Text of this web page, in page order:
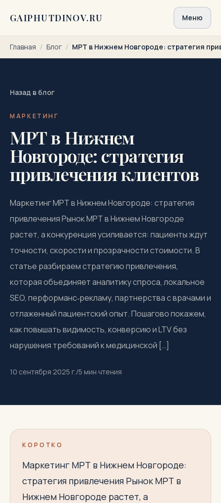
GAIPHUTDINOV.RU Меню
Главная / Блог / МРТ в Нижнем Новгороде: стратегия
Назад в блог
МАРКЕТИНГ
МРТ в Нижнем
Новгороде: стратегия
привлечения клиентов
Маркетинг МРТ в Нижнем Новгороде: стратегия
привлечения Рынок МРТ в Нижнем Новгороде
растет, а конкуренция усиливается: пациенты ждут
точности, скорости и прозрачности стоимости. В
статье разбираем стратегию привлечения,
которая объединяет аналитику спроса, локальное
SEO, перформанс‑рекламу, партнерства с врачами и
отлаженный пациентский опыт. Пошагово покажем,
как повышать видимость, конверсию и LTV без
нарушения требований к медицинской […]
10 сентября 2025 г./5 мин чтения
КОРОТКО
Маркетинг МРТ в Нижнем Новгороде:
стратегия привлечения Рынок МРТ в
Нижнем Новгороде растет, а